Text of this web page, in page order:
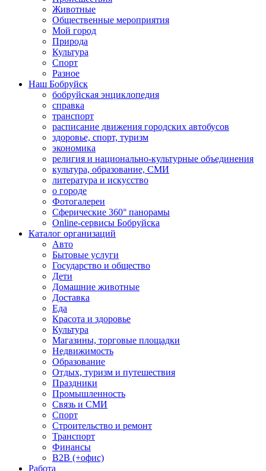
Животные
Общественные мероприятия
Мой город
Природа
Культура
Спорт
Разное
Наш Бобруйск
бобруйская энциклопедия
справка
транспорт
расписание движения городских автобусов
здоровье, спорт, туризм
экономика
религия и национально-культурные объединения
культура, образование, СМИ
литература и искусство
о городе
Фотогалереи
Сферические 360° панорамы
Online-сервисы Бобруйска
Каталог организаций
Авто
Бытовые услуги
Государство и общество
Дети
Домашние животные
Доставка
Еда
Красота и здоровье
Культура
Магазины, торговые площадки
Недвижимость
Образование
Отдых, туризм и путешествия
Праздники
Промышленность
Связь и СМИ
Спорт
Строительство и ремонт
Транспорт
Финансы
B2B (+офис)
Работа